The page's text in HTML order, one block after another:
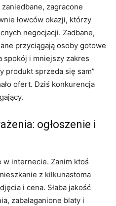
zagracone
łowców okazji, którzy
negocjacji. Zadbane,
przyciągają osoby gotowe
spokój i mniejszy zakres
produkt sprzeda się sam”
ofert. Dziś konkurencja
ogłoszenie i
w internecie. Zanim ktoś
z kilkunastoma
i cena. Słaba jakość
zabałaganione blaty i